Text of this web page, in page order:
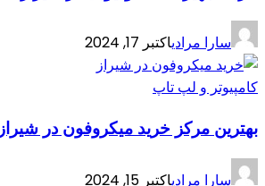
سارا مرادیاکتبر 17, 2024
کامپیوتر و لپ تاپ
بهترین مرکز خرید میکروفون در شیراز
سارا مرادیاکتبر 15, 2024